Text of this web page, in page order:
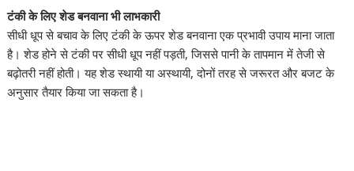
टंकी के लिए शेड बनवाना भी लाभकारी
सीधी धूप से बचाव के लिए टंकी के ऊपर शेड बनवाना एक प्रभावी उपाय माना जाता
है। शेड होने से टंकी पर सीधी धूप नहीं पड़ती, जिससे पानी के तापमान में तेजी से
बढ़ोतरी नहीं होती। यह शेड स्थायी या अस्थायी, दोनों तरह से जरूरत और बजट के
अनुसार तैयार किया जा सकता है।